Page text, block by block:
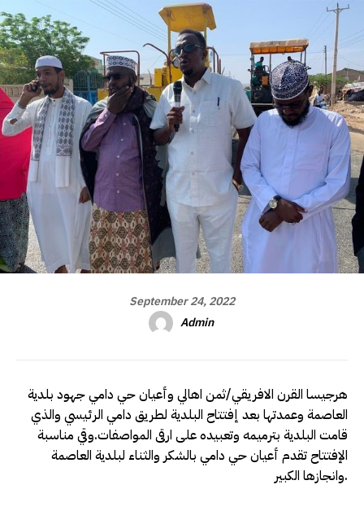
September 24, 2022
Admin
هرجيسا القرن الافريقي/ثمن اهالي وأعيان حي دامي جهود بلدية
العاصمة وعمدتها بعد إفتتاح البلدية لطريق دامي الرئيسي والذي
قامت البلدية بترميمه وتعبيده على ارقى المواصفات.وقي مناسبة
الإفتتاح تقدم أعيان حي دامي بالشكر والثناء لبلدية العاصمة
وانجازها الكبير.